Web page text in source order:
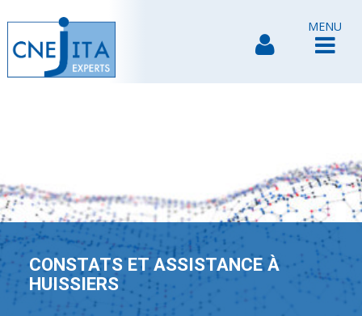
MENU
CONSTATS ET ASSISTANCE À
HUISSIERS